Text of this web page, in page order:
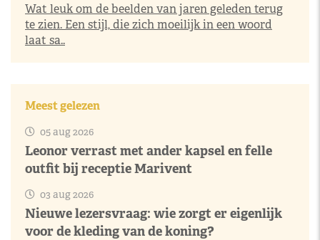
Wat leuk om de beelden van jaren geleden terug
te zien. Een stijl, die zich moeilijk in een woord
laat sa..
Meest gelezen
05 aug 2026
Leonor verrast met ander kapsel en felle
outfit bij receptie Marivent
03 aug 2026
Nieuwe lezersvraag: wie zorgt er eigenlijk
voor de kleding van de koning?